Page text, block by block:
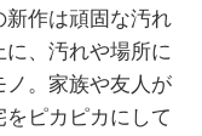
新作は頑固な汚れ
、汚れや場所に
。家族や友人が
ピカピカにして